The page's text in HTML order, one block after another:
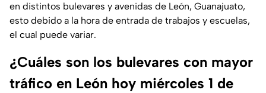
en distintos bulevares y avenidas de León, Guanajuato,
esto debido a la hora de entrada de trabajos y escuelas,
el cual puede variar.
¿Cuáles son los bulevares con mayor
tráfico en León hoy miércoles 1 de